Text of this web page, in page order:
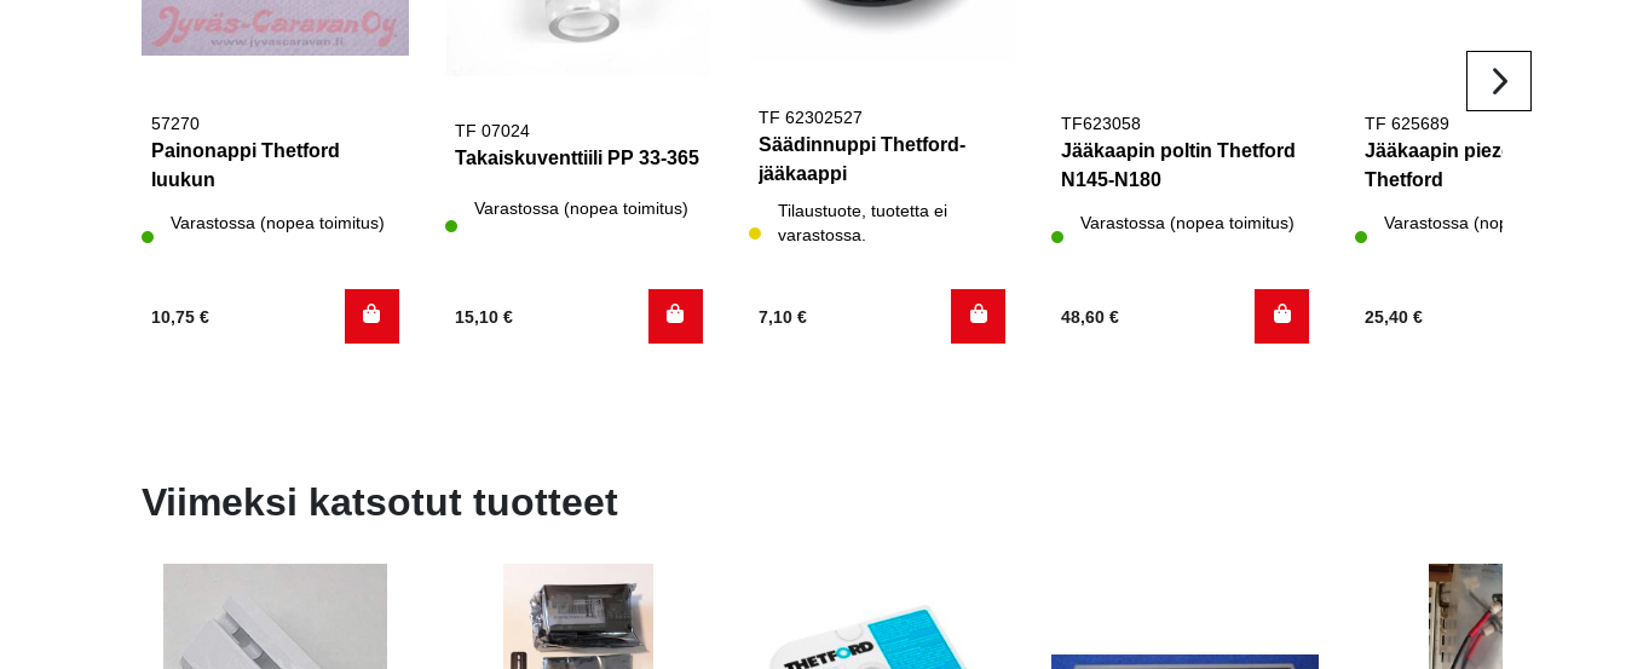
57270
Painonappi Thetford
luukun
Varastossa (nopea toimitus)
10,75 €
TF 07024
Takaiskuventtiili PP 33-365
Varastossa (nopea toimitus)
15,10 €
TF 62302527
Säädinnuppi Thetford-
jääkaappi
Tilaustuote, tuotetta ei
varastossa.
7,10 €
TF623058
Jääkaapin poltin Thetford
N145-N180
Varastossa (nopea toimitus)
48,60€
TF 625689
Jääkaapin piezosytytin
Thetford
Varastossa (nopea toimitus)
25,40€
Viimeksi katsotut tuotteet